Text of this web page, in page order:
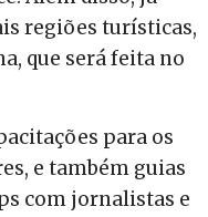
regiões turísticas,
que será feita no
para os
e também guias
com jornalistas e